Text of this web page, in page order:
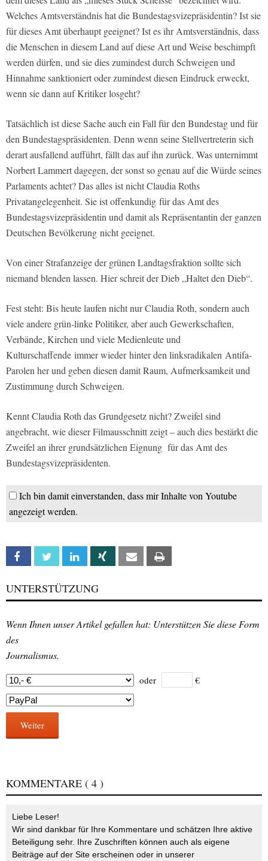
Welches Amtsverständnis hat die Bundestagsvizepräsidentin? Ist sie
für dieses Amt überhaupt geeignet? Ist es ihr Amtsverständnis, dass
die Menschen in diesem Land auf diese Art und Weise beschimpft
werden dürfen, und sie dies zumindest durch Schweigen und
Hinnahme sanktioniert oder zumindest diesen Eindruck erweckt,
wenn sie dann auf Kritiker losgeht?
Tatsächlich ist diese Sache auch ein Fall für den Bundestag und für
den Bundestagspräsidenten. Denn wenn seine Stellvertreterin sich
derart ausfallend aufführt, fällt das auf ihn zurück. Was unternimmt
Norbert Lammert dagegen, der sonst so genau auf die Würde seines
Parlaments achtet? Das alles ist nicht Claudia Roths
Privatangelegenheit. Sie ist offenkundig für das Amt des
Bundestagsvizepräsidentin und damit als Repräsentantin der ganzen
Deutschen Bevölkerung nicht geeignet.
Von einer Strafanzeige der grünen Landtagsfraktion sollte sich
niemand blenden lassen. Hier schreit der Dieb „Haltet den Dieb“.
Fest steht: Bis heute laufen nicht nur Claudia Roth, sondern auch
viele andere grün-linke Politiker, aber auch Gewerkschaften,
Verbände, Kirchen und viele Medienleute und
Kulturschaffende immer wieder hinter den linksradikalen Antifa-
Parolen her und geben diesen damit Raum, Aufmerksamkeit und
Zustimmung durch Schweigen.
Kennt Claudia Roth das Grundgesetz nicht? Zweifel sind
angebracht, wie dieser Filmausschnitt zeigt – auch dies bestärkt die
Zweifel an ihrer grundsätzlichen Eignung für das Amt des
Bundestagsvizepräsidenten.
Ich bin damit einverstanden, dass mir Inhalte von Youtube
angezeigt werden.
Facebook Twitter Linkedin Xing Email
UNTERSTÜTZUNG
Wenn Ihnen unser Artikel gefallen hat: Unterstützen Sie diese Form
des
Journalismus.
oder €
Weiter
KOMMENTARE ( 4 )
Liebe Leser!
Wir sind dankbar für Ihre Kommentare und schätzen Ihre aktive
Beteiligung sehr. Ihre Zuschriften können auch als eigene
Beiträge auf der Site erscheinen oder in unserer